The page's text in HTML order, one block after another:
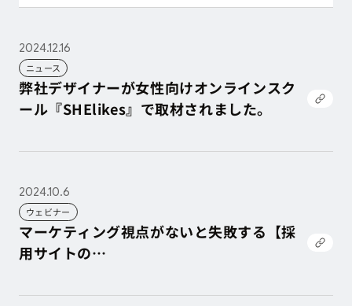
2024.12.16
ニュース
弊社デザイナーが女性向けオンラインスク
ール『SHElikes』で取材されました。
ール『SHElikes』で取材されました。
2024.10.6
ウェビナー
マーケティング視点がないと失敗する【採
用サイトの
用サイトの